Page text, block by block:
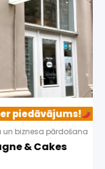
pārdošana
& Cakes